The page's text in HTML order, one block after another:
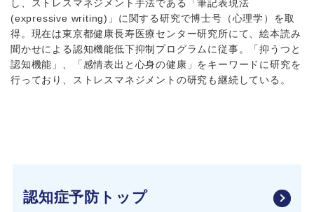
し、ストレスマネジメント手法である「筆記表現法
(expressive writing)」に関する研究で博士号（心理学）を取
得。現在は東京都健康長寿医療センター研究所にて、絵本読み
聞かせによる認知機能低下抑制プログラムに従事。「抑うつと
認知機能」、「感情表出と心身の健康」をキーワードに研究を
行っており、ストレスマネジメントの研究も継続している。
認知症予防トップ